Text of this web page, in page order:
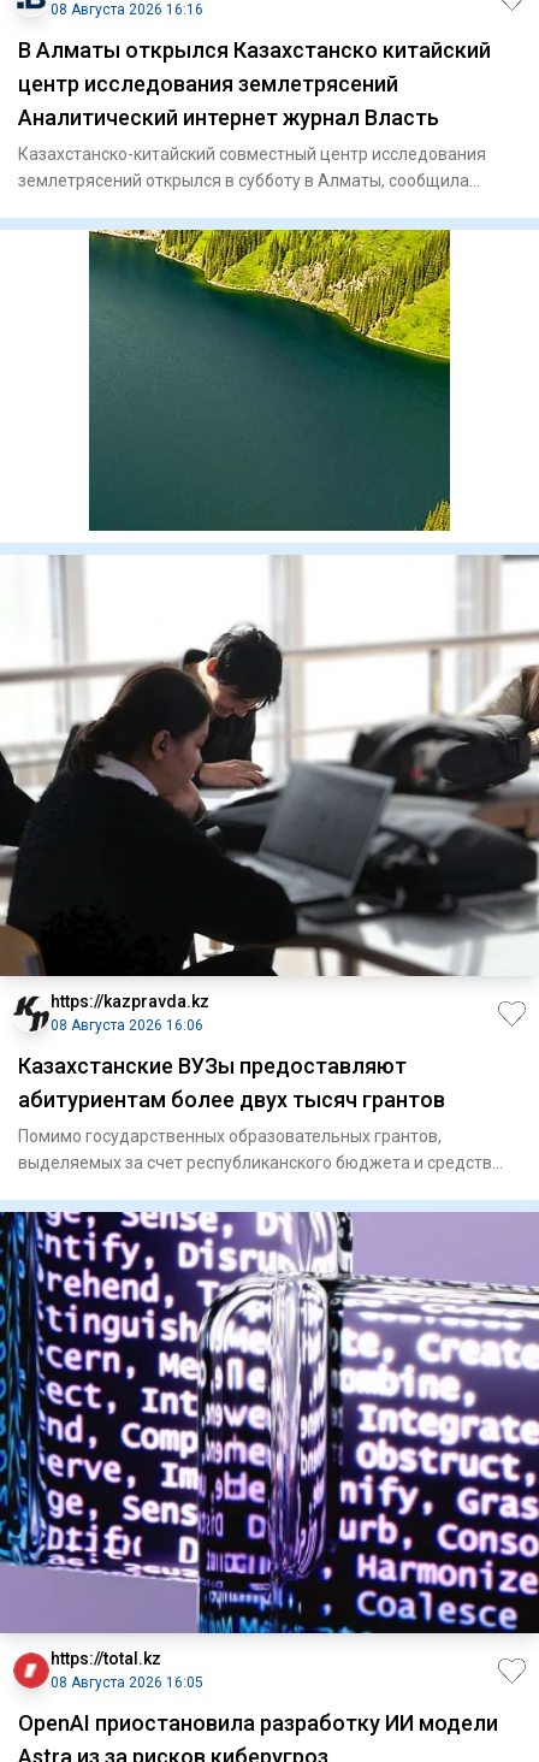
08 Августа 2026 16:16
В Алматы открылся Казахстанско китайский
центр исследования землетрясений
Аналитический интернет журнал Власть
Казахстанско-китайский совместный центр исследования
землетрясений открылся в субботу в Алматы, сообщила
https://kazpravda.kz
08 Августа 2026 16:06
Казахстанские ВУЗы предоставляют
абитуриентам более двух тысяч грантов
Помимо государственных образовательных грантов,
выделяемых за счет республиканского бюджета и средств
https://total.kz
08 Августа 2026 16:05
OpenAI приостановила разработку ИИ модели